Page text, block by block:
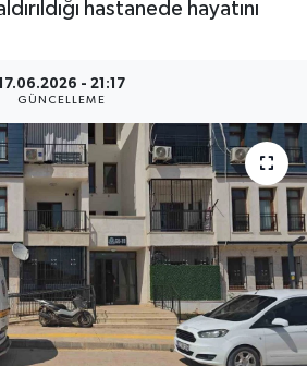
hastanede hayatını
- 21:17
GÜNCELLEME